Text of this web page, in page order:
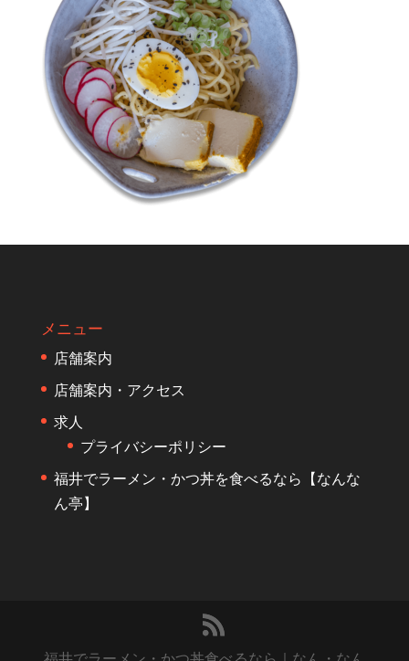
メニュー
店舗案内
店舗案内・アクセス
求人
プライバシーポリシー
福井でラーメン・かつ丼を食べるなら【なんな
ん亭】